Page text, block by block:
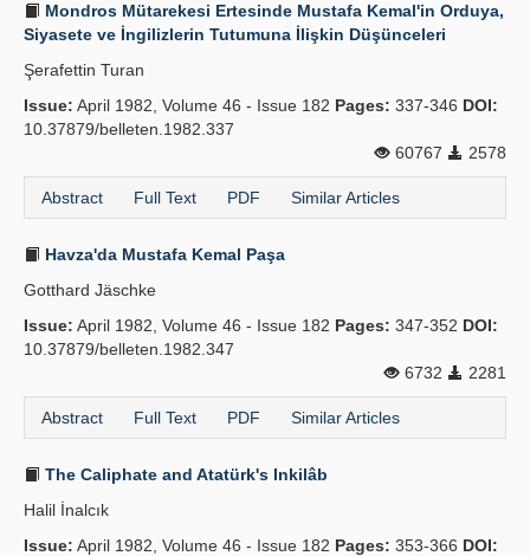
Mondros Mütarekesi Ertesinde Mustafa Kemal'in Orduya,
Siyasete ve İngilizlerin Tutumuna İlişkin Düşünceleri
Şerafettin Turan
Issue: April 1982, Volume 46 - Issue 182 Pages: 337-346 DOI:
10.37879/belleten.1982.337
60767
2578
Abstract Full Text PDF Similar Articles
Havza'da Mustafa Kemal Paşa
Gotthard Jäschke
Issue: April 1982, Volume 46 - Issue 182 Pages: 347-352 DOI:
10.37879/belleten.1982.347
6732
2281
Abstract Full Text PDF Similar Articles
The Caliphate and Atatürk's Inkilâb
Halil İnalcık
Issue: April 1982, Volume 46 - Issue 182 Pages: 353-366 DOI: